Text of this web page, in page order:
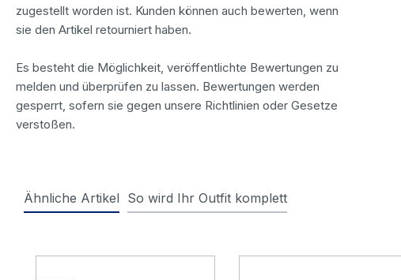
zugestellt worden ist. Kunden können auch bewerten, wenn
sie den Artikel retourniert haben.
Es besteht die Möglichkeit, veröffentlichte Bewertungen zu
melden und überprüfen zu lassen. Bewertungen werden
gesperrt, sofern sie gegen unsere Richtlinien oder Gesetze
verstoßen.
Ähnliche Artikel So wird Ihr Outfit komplett